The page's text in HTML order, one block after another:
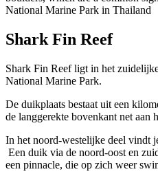
Shark Fin Reef
Shark Fin Reef ligt in het
National Marine Park.
De duikplaats bestaat uit een
de langgerekte bovenkant net aan
In het noord-westelijke deel vindt
Een duik via de noord-oost en
een pinnacle, die op zich weer